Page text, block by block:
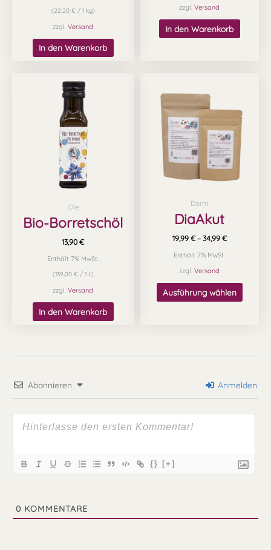
(22,20 € / 1 kg)
zzgl.Versand
In den Warenkorb
zzgl.Versand
In den Warenkorb
Öle
Bio-Borretschöl
13,90€
Enthält 7% MwSt.
(139,00 € / 1 L)
zzgl.Versand
In den Warenkorb
Darm
DiaAkut
19,99 € – 34,99 €
Enthält 7% MwSt.
zzgl.Versand
Ausführung wählen
weist
werden
Abonnieren Anmelden
{} [+]
0 KOMMENTARE